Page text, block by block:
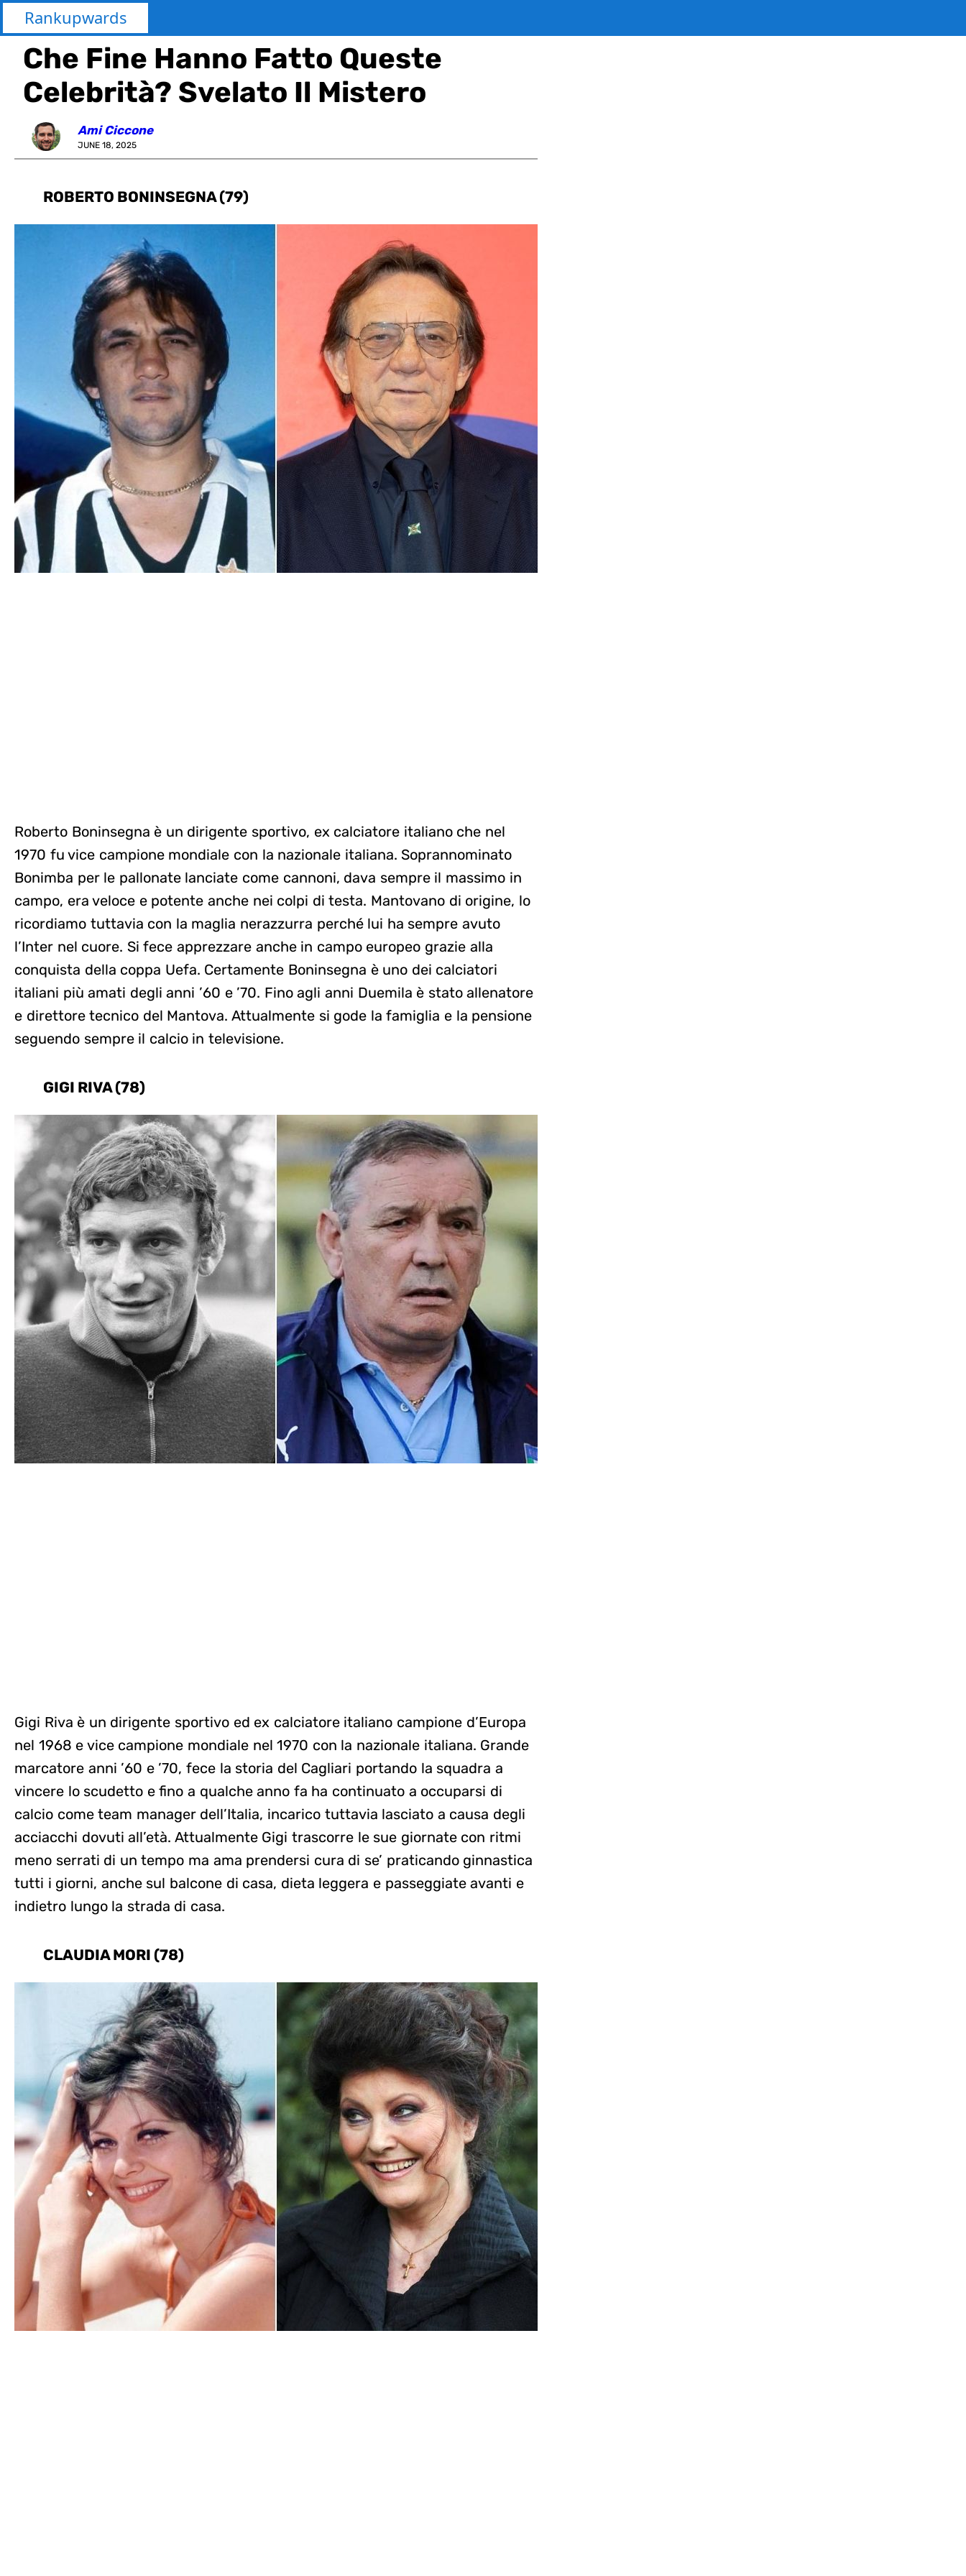
Rankupwards
Che Fine Hanno Fatto Queste
Celebrità? Svelato Il Mistero
Ami Ciccone
JUNE 18, 2025
ROBERTO BONINSEGNA (79)
Roberto Boninsegna è un dirigente sportivo, ex calciatore italiano che nel
1970 fu vice campione mondiale con la nazionale italiana. Soprannominato
Bonimba per le pallonate lanciate come cannoni, dava sempre il massimo in
campo, era veloce e potente anche nei colpi di testa. Mantovano di origine, lo
ricordiamo tuttavia con la maglia nerazzurra perché lui ha sempre avuto
l’Inter nel cuore. Si fece apprezzare anche in campo europeo grazie alla
conquista della coppa Uefa. Certamente Boninsegna è uno dei calciatori
italiani più amati degli anni ’60 e ’70. Fino agli anni Duemila è stato allenatore
e direttore tecnico del Mantova. Attualmente si gode la famiglia e la pensione
seguendo sempre il calcio in televisione.
GIGI RIVA (78)
Gigi Riva è un dirigente sportivo ed ex calciatore italiano campione d’Europa
nel 1968 e vice campione mondiale nel 1970 con la nazionale italiana. Grande
marcatore anni ’60 e ’70, fece la storia del Cagliari portando la squadra a
vincere lo scudetto e fino a qualche anno fa ha continuato a occuparsi di
calcio come team manager dell’Italia, incarico tuttavia lasciato a causa degli
acciacchi dovuti all’età. Attualmente Gigi trascorre le sue giornate con ritmi
meno serrati di un tempo ma ama prendersi cura di se’ praticando ginnastica
tutti i giorni, anche sul balcone di casa, dieta leggera e passeggiate avanti e
indietro lungo la strada di casa.
CLAUDIA MORI (78)